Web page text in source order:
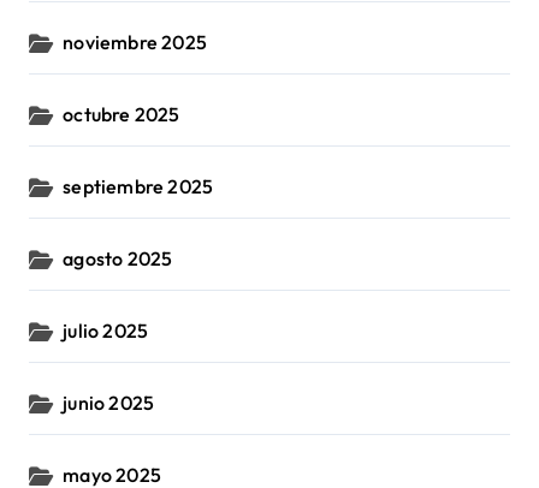
noviembre 2025
octubre 2025
septiembre 2025
agosto 2025
julio 2025
junio 2025
mayo 2025